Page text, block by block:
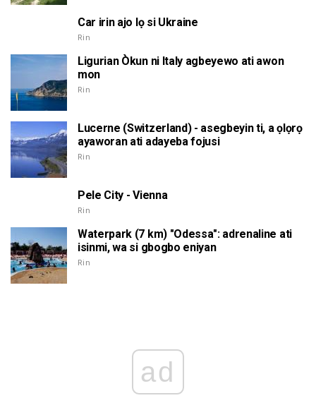
Car irin ajo lọ si Ukraine
Rin
Ligurian Òkun ni Italy agbeyewo ati awon
mon
Rin
Lucerne (Switzerland) - asegbeyin ti, a ọlọrọ
ayaworan ati adayeba fojusi
Rin
Pele City - Vienna
Rin
Waterpark (7 km) "Odessa": adrenaline ati
isinmi, wa si gbogbo eniyan
Rin
ad